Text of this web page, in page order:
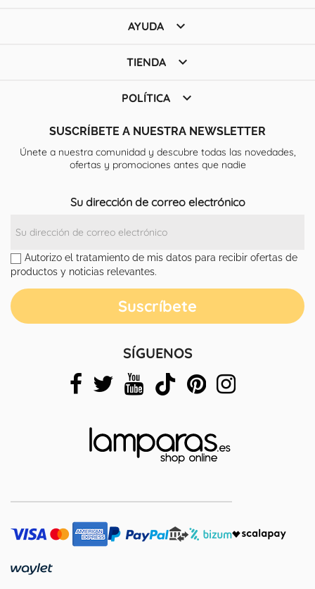
AYUDA 
TIENDA 
POLÍTICA 
SUSCRÍBETE A NUESTRA NEWSLETTER
Únete a nuestra comunidad y descubre todas las novedades,
ofertas y promociones antes que nadie
Su dirección de correo electrónico
Autorizo el tratamiento de mis datos para recibir ofertas de
productos y noticias relevantes.
SÍGUENOS